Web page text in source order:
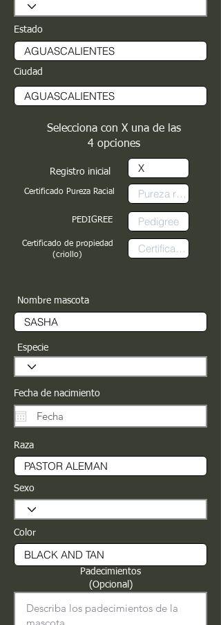
Estado
Ciudad
Registro inicial
Certificado Pureza Racial
PEDIGREE
Selecciona con X una de las
4 opciones
Certificado de propiedad
(criollo)
Nombre mascota
Especie
Fecha de nacimiento
Raza
Sexo
Color
Padecimientos
(Opcional)